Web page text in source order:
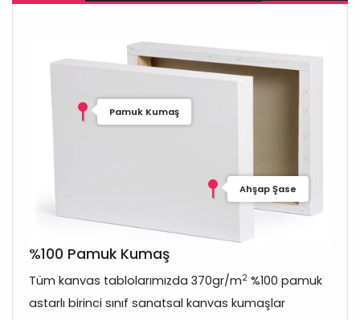
Pamuk Kumaş
Ahşap Şase
%100 Pamuk Kumaş
Tüm kanvas tablolarımızda 370gr/m2 %100 pamuk
astarlı birinci sınıf sanatsal kanvas kumaşlar